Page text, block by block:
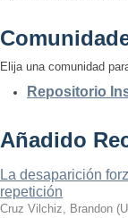
Elija una comunidad
Repositorio
Añadido
La desaparición
repetición
Cruz Vilchiz, Brandon (